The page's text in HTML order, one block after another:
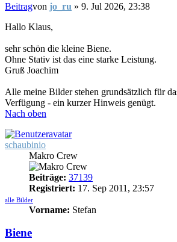
Beitragvon jo_ru » 9. Jul 2026, 23:38
Hallo Klaus,
sehr schön die kleine Biene.
Ohne Stativ ist das eine starke Leistung.
Gruß Joachim
Alle meine Bilder stehen grundsätzlich für
Verfügung - ein kurzer Hinweis genügt.
Nach oben
schaubinio
Makro Crew
Beiträge: 37139
Registriert: 17. Sep 2011, 23:57
alle Bilder
Vorname: Stefan
Biene